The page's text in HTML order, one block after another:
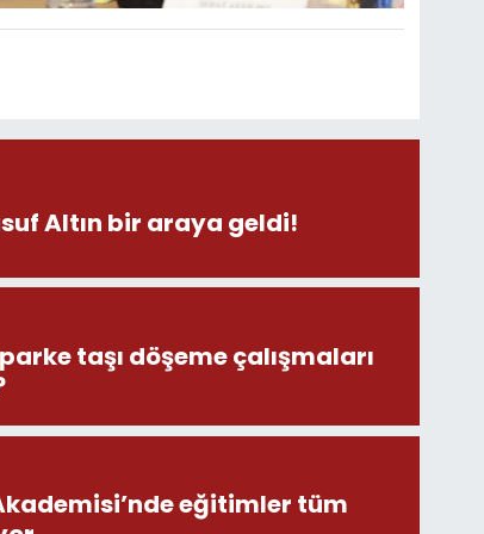
Altın bir araya geldi!
taşı döşeme çalışmaları
eğitimler tüm